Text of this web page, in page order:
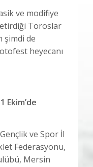
ve modifiye
Toroslar
şimdi de
heyecanı
Ekim’de
ve Spor İl
Federasyonu,
Mersin